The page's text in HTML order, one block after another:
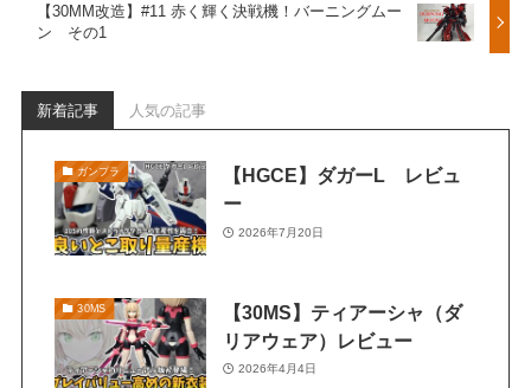
【30MM改造】#11 赤く輝く決戦機！バーニングムー
ン その1
新着記事 人気の記事
ガンプラ
【HGCE】ダガーL レビュ
ー
2026年7月20日
30MS
【30MS】ティアーシャ（ダ
リアウェア）レビュー
2026年4月4日